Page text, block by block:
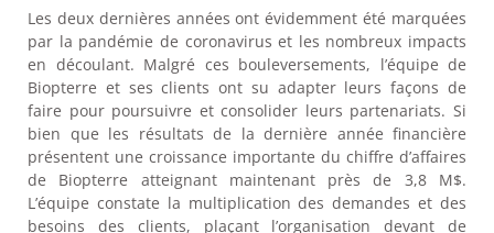
Les deux dernières années ont évidemment été marquées
par la pandémie de coronavirus et les nombreux impacts
en découlant. Malgré ces bouleversements, l’équipe de
Biopterre et ses clients ont su adapter leurs façons de
faire pour poursuivre et consolider leurs partenariats. Si
bien que les résultats de la dernière année financière
présentent une croissance importante du chiffre d’affaires
de Biopterre atteignant maintenant près de 3,8 M$.
L’équipe constate la multiplication des demandes et des
besoins des clients, plaçant l’organisation devant de